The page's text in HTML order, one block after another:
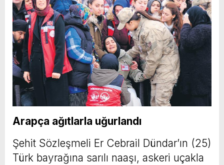
Arapça ağıtlarla uğurlandı
Şehit Sözleşmeli Er Cebrail Dündar’ın (25)
Türk bayrağına sarılı naaşı, askeri uçakla